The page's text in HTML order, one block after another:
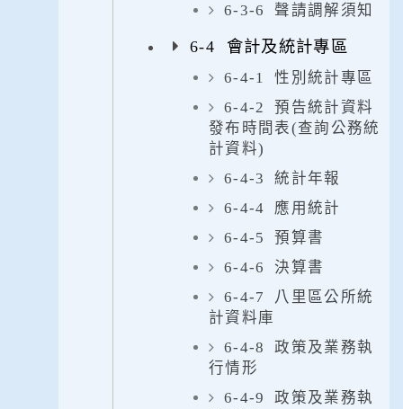
6-3-6 聲請調解須知
6-4 會計及統計專區
6-4-1 性別統計專區
6-4-2 預告統計資料
發布時間表(查詢公務統
計資料)
6-4-3 統計年報
6-4-4 應用統計
6-4-5 預算書
6-4-6 決算書
6-4-7 八里區公所統
計資料庫
6-4-8 政策及業務執
行情形
6-4-9 政策及業務執